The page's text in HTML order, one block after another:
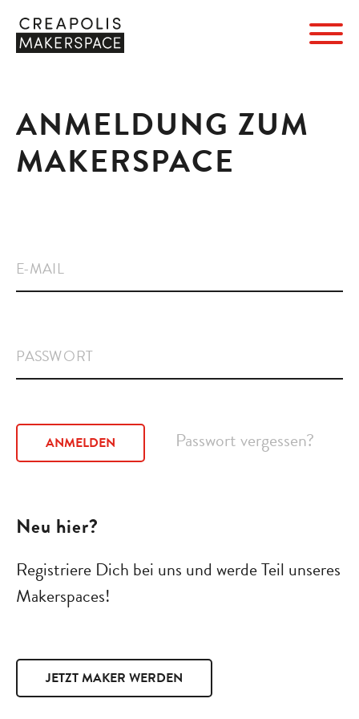
ANMELDUNG ZUM
MAKERSPACE
E-MAIL
PASSWORT
ANMELDEN Passwort vergessen?
Neu hier?
Registriere Dich bei uns und werde Teil unseres
Makerspaces!
JETZT MAKER WERDEN